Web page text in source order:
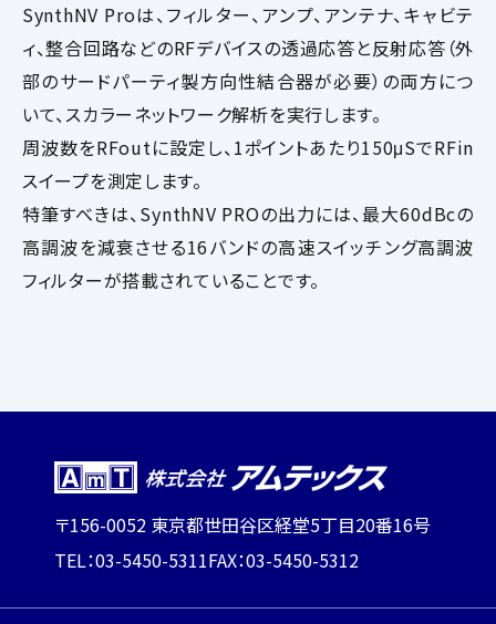
SynthNV Proは、フィルター、アンプ、アンテナ、キャビテ
ィ、整合回路などのRFデバイスの透過応答と反射応答（外
部のサードパーティ製方向性結合器が必要）の両方につ
いて、スカラーネットワーク解析を実行します。
周波数をRFoutに設定し、1ポイントあたり150μSでRFin
スイープを測定します。
特筆すべきは、SynthNV PROの出力には、最大60dBcの
高調波を減衰させる16バンドの高速スイッチング高調波
フィルターが搭載されていることです。
〒156-0052 東京都世田谷区経堂5丁目20番16号
TEL：03-5450-5311FAX：03-5450-5312